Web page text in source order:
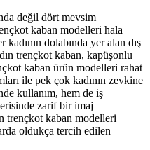
değil dört mevsim
kaban modelleri hala
dolabında yer alan dış
trençkot kaban, kapüşonlu
kaban ürün modelleri rahat
ile pek çok kadının zevkine
kullanım, hem de iş
zarif bir imaj
trençkot kaban modelleri
oldukça tercih edilen